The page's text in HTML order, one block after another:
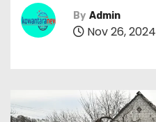
By Admin
Nov 26, 2024